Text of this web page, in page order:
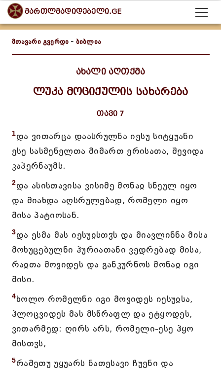
მართლმადიდებელი.GE
მთავარი გვერდი - ბიბლია
ახალი აღთქმა
ლუკა მოციქულის სახარება
თავი 7
1და ვითარცა დაასრულნა იესუ სიტყუანი
ესე სასმენელთა მიმართ ერისათა, შევიდა
კაპერნაუმს.
2და ასისთავისა ვისიმე მონაჲ სნეულ იყო
და მიახდა აღსრულებად, რომელი იყო
მისა პატიოსან.
3და ესმა მას იესუჲსთჳს და მიავლინნა მისა
მოხუცებულნი ჰურიათანი ვედრებად მისა,
რაჲთა მოვიდეს და განკურნოს მონაჲ იგი
მისი.
4ხოლო რომელნი იგი მოვიდეს იესუჲსა,
ჰლოცვიდეს მას მსწრაფლ და ეტყოდეს,
ვითარმედ: ღირს არს, რომელი-ესე ჰყო
მისთჳს,
5რამეთუ უყუარს ნათესავი ჩუენი და